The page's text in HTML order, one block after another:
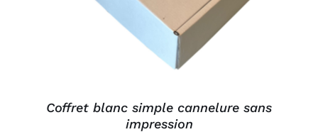
Coffret blanc simple cannelure sans
impression